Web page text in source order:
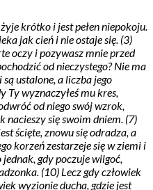
krótko i jest pełen niepokoju.
jak cień i nie ostaje się. (3)
oczy i pozywasz mnie przed
od nieczystego? Nie ma
ustalone, a liczba jego
Ty wyznaczyłeś mu kres,
od niego swój wzrok,
nacieszy się swoim dniem. (7)
ścięte, znowu się odradza, a
korzeń zestarzeje się w ziemi i
gdy poczuje wilgoć,
(10) Lecz gdy człowiek
wyzionie ducha, gdzie jest